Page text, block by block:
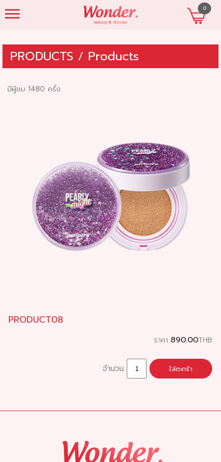
0
PRODUCTS / Products
มีผู้ชม 1480 ครั้ง
PRODUCT08
ราคา 890.00THB
จำนวน